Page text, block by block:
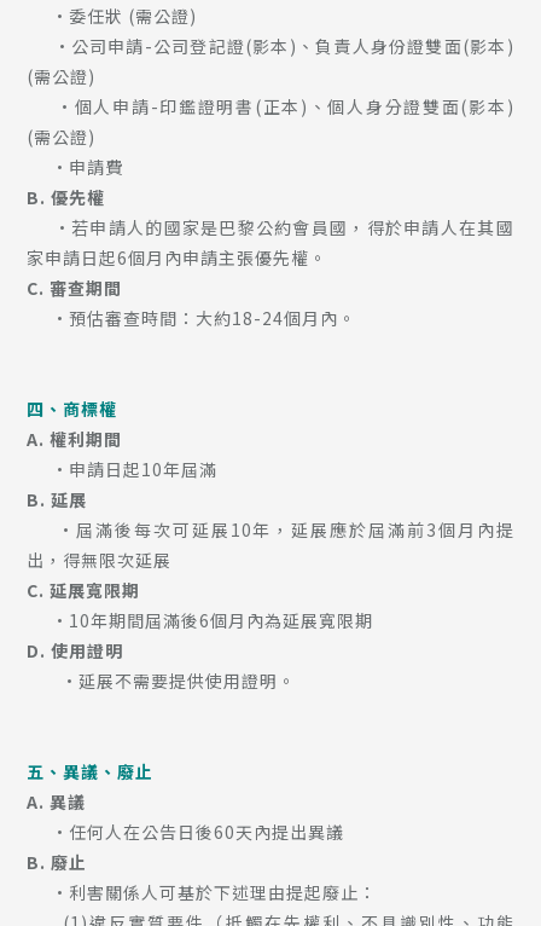
•委任狀 (需公證)
• 公司申請-公司登記證(影本)、負責人身份證雙面(影本)
(需公證)
• 個人申請-印鑑證明書(正本)、個人身分證雙面(影本)
(需公證)
• 申請費
B. 優先權
•若申請人的國家是巴黎公約會員國，得於申請人在其國
家申請日起6個月內申請主張優先權。
C. 審查期間
•預估審查時間：大約18-24個月內。
四、商標權
A. 權利期間
•申請日起10年屆滿
B. 延展
•屆滿後每次可延展10年，延展應於屆滿前3個月內提
出，得無限次延展
C. 延展寬限期
•10年期間屆滿後6個月內為延展寬限期
D. 使用證明
•延展不需要提供使用證明。
五、異議、廢止
A. 異議
•任何人在公告日後60天內提出異議
B. 廢止
•利害關係人可基於下述理由提起廢止：